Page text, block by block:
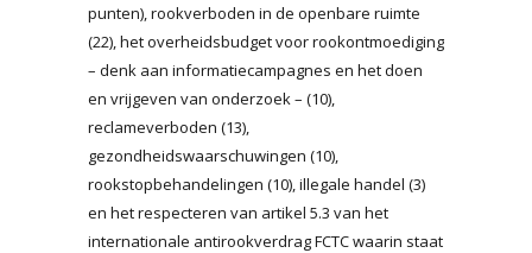
punten), rookverboden in de openbare ruimte
(22), het overheidsbudget voor rookontmoediging
– denk aan informatiecampagnes en het doen
en vrijgeven van onderzoek – (10),
reclameverboden (13),
gezondheidswaarschuwingen (10),
rookstopbehandelingen (10), illegale handel (3)
en het respecteren van artikel 5.3 van het
internationale antirookverdrag FCTC waarin staat